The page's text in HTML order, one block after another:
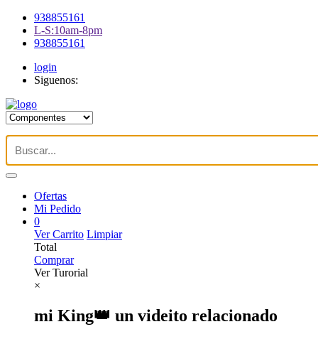
938855161
L-S:10am-8pm
938855161
login
Siguenos:
Ofertas
Mi Pedido
0
Ver Carrito Limpiar
Total
Comprar
Ver Turorial
×
mi King👑 un videito relacionado